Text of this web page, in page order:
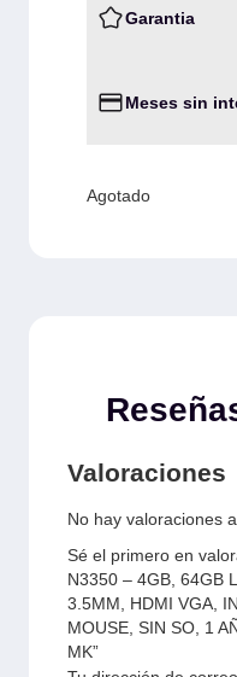
Garantia
Meses sin
Agotado
Valoraciones
No hay valoraciones
Sé el primero en
N3350 – 4GB, 64GB
3.5MM, HDMI VGA,
MOUSE, SIN SO, 1
MK”